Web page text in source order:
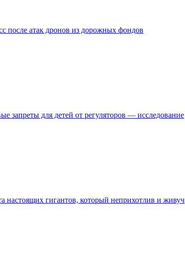
после атак дронов из дорожных фондов
запреты для детей от регуляторов — исследование
настоящих гигантов, который неприхотлив и живуч